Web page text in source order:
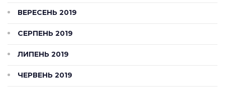
ВЕРЕСЕНЬ 2019
СЕРПЕНЬ 2019
ЛИПЕНЬ 2019
ЧЕРВЕНЬ 2019